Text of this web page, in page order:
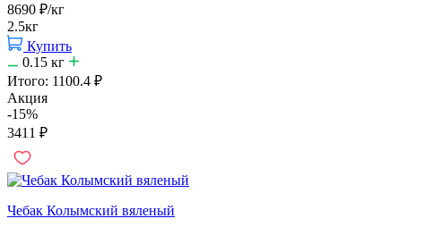
8690 ₽/кг
2.5кг
Купить
0.15 кг
Итого: 1100.4 ₽
Акция
-15%
3411 ₽
Чебак Колымский вяленый